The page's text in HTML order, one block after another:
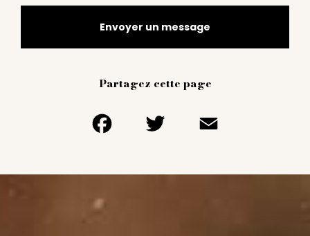
Envoyer un message
Partagez cette page